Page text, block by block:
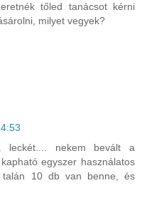
tőled tanácsot kérni
milyet vegyek?
leckét.... nekem bevált a
egyszer használatos
talán 10 db van benne, és